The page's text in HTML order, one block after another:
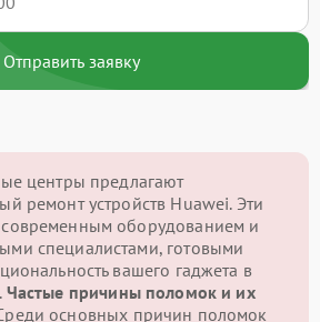
Отправить заявку
центры предлагают
ремонт устройств Huawei. Эти
оборудованием и
специалистами, готовыми
вашего гаджета в
Частые причины поломок и их
основных причин поломок